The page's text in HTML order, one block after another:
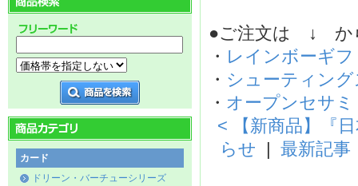
カード
ドリーン・バーチューシリーズ
●ご注文は ↓ か
・ レインボーギフ
・ シューティン
・ オープンセサミ
< 【新商品】『
らせ
最新記事